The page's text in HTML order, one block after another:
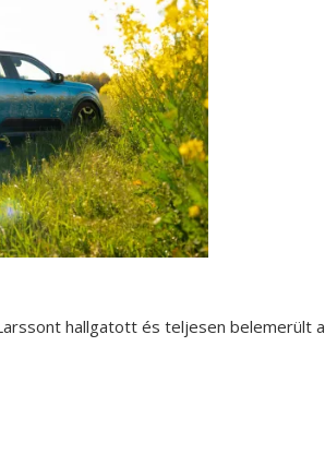
hallgatott és teljesen belemerült a